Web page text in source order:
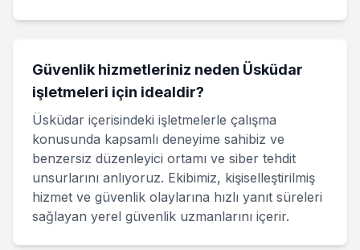
Güvenlik hizmetleriniz neden Üsküdar
işletmeleri için idealdir?
Üsküdar içerisindeki işletmelerle çalışma
konusunda kapsamlı deneyime sahibiz ve
benzersiz düzenleyici ortamı ve siber tehdit
unsurlarını anlıyoruz. Ekibimiz, kişiselleştirilmiş
hizmet ve güvenlik olaylarına hızlı yanıt süreleri
sağlayan yerel güvenlik uzmanlarını içerir.